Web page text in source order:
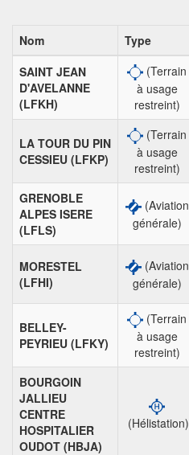
Nom Type
SAINT JEAN
D'AVELANNE
(LFKH)
(Terrain
à usage
restreint)
LA TOUR DU PIN
CESSIEU (LFKP)
(Terrain
à usage
restreint)
GRENOBLE
ALPES ISERE
(LFLS)
(Aviation
générale)
MORESTEL
(LFHI)
(Aviation
générale)
BELLEY-
PEYRIEU (LFKY)
(Terrain
à usage
restreint)
BOURGOIN
JALLIEU
CENTRE
HOSPITALIER
OUDOT (HBJA)
(Hélistation)